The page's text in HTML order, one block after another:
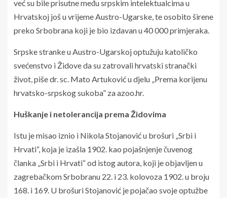
već su bile prisutne među srpskim intelektualcima u
Hrvatskoj još u vrijeme Austro-Ugarske, te osobito širene
preko Srbobrana koji je bio izdavan u 40 000 primjeraka.
Srpske stranke u Austro-Ugarskoj optužuju katoličko
svećenstvo i Židove da su zatrovali hrvatski stranački
život, piše dr. sc. Mato Artuković u djelu „Prema korijenu
hrvatsko-srpskog sukoba” za azoo.hr.
Huškanje i netolerancija prema Židovima
Istu je misao iznio i Nikola Stojanović u brošuri „Srbi i
Hrvati“, koja je izašla 1902. kao pojašnjenje čuvenog
članka „Srbi i Hrvati“ od istog autora, koji je objavljen u
zagrebačkom Srbobranu 22. i 23. kolovoza 1902. u broju
168. i 169. U brošuri Stojanović je pojačao svoje optužbe